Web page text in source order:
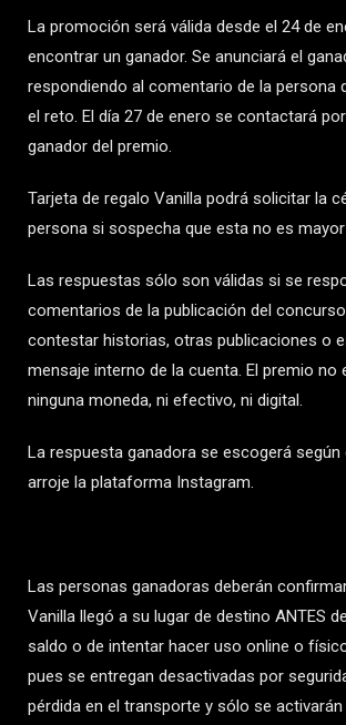
La promoción será válida desde el 24 de
encontrar un ganador. Se anunciará el
respondiendo al comentario de la persona
el reto. El día 27 de enero se contactará
ganador del premio.
Tarjeta de regalo Vanilla podrá solicitar la
persona si sospecha que esta no es mayor
Las respuestas sólo son válidas si se
comentarios de la publicación del
contestar historias, otras publicaciones o
mensaje interno de la cuenta. El premio no
ninguna moneda, ni efectivo, ni digital.
La respuesta ganadora se escogerá según
arroje la plataforma Instagram.
Las personas ganadoras deberán
Vanilla llegó a su lugar de destino ANTES
saldo o de intentar hacer uso online o
pues se entregan desactivadas por
pérdida en el transporte y sólo se